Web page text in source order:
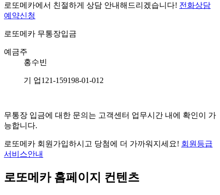
로또메카에서 친절하게 상담 안내해드리겠습니다! 전화상담
예약신청
로또메카 무통장입금
예금주
홍수빈
기 업121-159198-01-012
무통장 입금에 대한 문의는 고객센터 업무시간 내에 확인이 가
능합니다.
로또메카 회원가입하시고 당첨에 더 가까워지세요! 회원등급
서비스안내
로또메카 홈페이지 컨텐츠